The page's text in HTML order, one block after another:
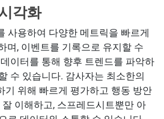
각화
사용하여 다양한 메트릭을 빠르게
며, 이벤트를 기록으로 유지할 수
이터를 통해 향후 트렌드를 파악하
수 있습니다. 감사자는 최소한의
기 위해 빠르게 평가하고 행동 방안
이해하고, 스프레드시트뿐만 아